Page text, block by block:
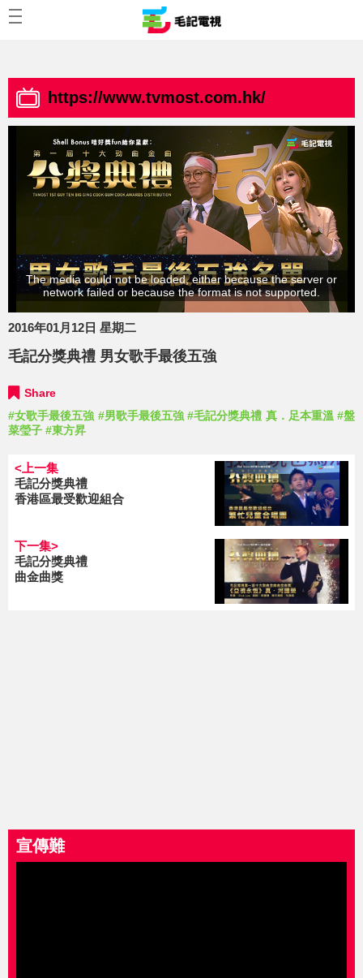
https://www.tvmost.com.hk/
The media could not be loaded, either because the server or
network failed or because the format is not supported.
2016年01月12日 星期二
毛記分獎典禮 男女歌手最後五強
Share
#女歌手最後五強 #男歌手最後五強 #毛記分獎典禮 真．足本重溫 #盤
菜瑩子 #東方昇
<上一集
毛記分獎典禮
香港區最受歡迎組合
下一集>
毛記分獎典禮
曲金曲獎
宣傳難